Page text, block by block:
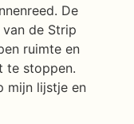
De
de Strip
ruimte en
te stoppen.
mijn lijstje en